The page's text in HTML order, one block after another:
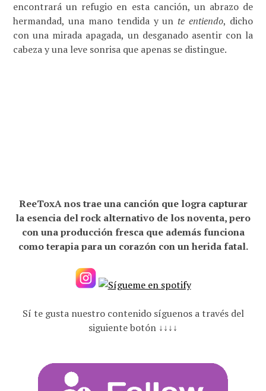
encontrará un refugio en esta canción, un abrazo de
hermandad, una mano tendida y un te entiendo, dicho
con una mirada apagada, un desganado asentir con la
cabeza y una leve sonrisa que apenas se distingue.
ReeToxA nos trae una canción que logra capturar
la esencia del rock alternativo de los noventa, pero
con una producción fresca que además funciona
como terapia para un corazón con un herida fatal.
Sí te gusta nuestro contenido síguenos a través del
siguiente botón ↓↓↓↓